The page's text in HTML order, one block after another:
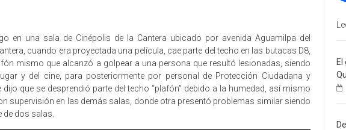
en una sala de Cinépolis de la Cantera ubicado por avenida Aguamilpa del
cuando era proyectada una película, cae parte del techo en las butacas D8,
mismo que alcanzó a golpear a una persona que resultó lesionadas, siendo
y del cine, para posteriormente por personal de Protección Ciudadana y
que se desprendió parte del techo “plafón” debido a la humedad, así mismo
supervisión en las demás salas, donde otra presentó problemas similar siendo
dos salas.
El